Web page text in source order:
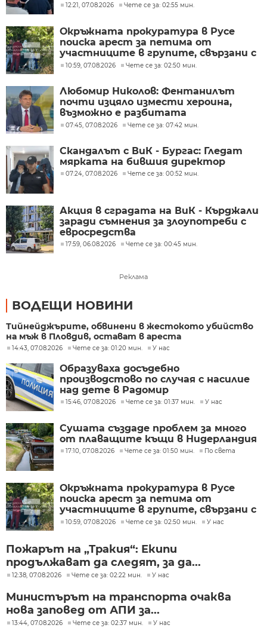
12:21, 07.08.2026 Чете се за: 02:55 мин.
Окръжната прокуратура в Русе
поиска арест за петима от
участниците в групите, свързани с
разбитата лаборатория за
10:59, 07.08.2026 Чете се за: 02:50 мин.
Любомир Николов: Фентанилът
почти изцяло измести хероина,
възможно е разбитата
лаборатория да е единствената у
07:45, 07.08.2026 Чете се за: 07:42 мин.
Скандалът с ВиК - Бургас: Гледат
мярката на бившия директор
07:24, 07.08.2026 Чете се за: 00:52 мин.
Акция в сградата на ВиК - Кърджали
заради съмнения за злоупотреби с
евросредства
17:59, 06.08.2026 Чете се за: 00:45 мин.
Реклама
ВОДЕЩИ НОВИНИ
Тийнейджърите, обвинени в жестокото убийство
на мъж в Пловдив, остават в ареста
14:43, 07.08.2026 Чете се за: 01:20 мин. У нас
Образуваха досъдебно
производстово по случая с насилие
над дете в Радомир
15:46, 07.08.2026 Чете се за: 01:37 мин. У нас
Сушата създаде проблем за много
от плаващите къщи в Нидерландия
17:10, 07.08.2026 Чете се за: 01:50 мин. По света
Окръжната прокуратура в Русе
поиска арест за петима от
участниците в групите, свързани с
разбитата лаборатория за
10:59, 07.08.2026 Чете се за: 02:50 мин. У нас
Пожарът на „Тракия“: Екипи
продължават да следят, за да...
12:38, 07.08.2026 Чете се за: 02:22 мин. У нас
Министърът на транспорта очаква
нова заповед от АПИ за...
13:44, 07.08.2026 Чете се за: 02:37 мин. У нас